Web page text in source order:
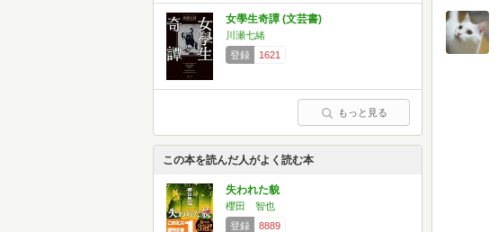
女學生奇譚 (文芸書)
川瀬七緒
登録
1621
もっと見る
この本を読んだ人がよく読む本
失われた貌
櫻田 智也
登録
8889